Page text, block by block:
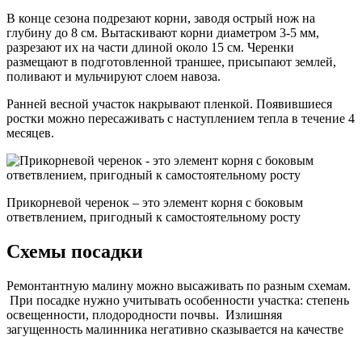
В конце сезона подрезают корни, заводя острый нож на
глубину до 8 см. Вытаскивают корни диаметром 3-5 мм,
разрезают их на части длиной около 15 см. Черенки
размещают в подготовленной траншее, присыпают землей,
поливают и мульчируют слоем навоза.
Ранней весной участок накрывают пленкой. Появившиеся
ростки можно пересаживать с наступлением тепла в течение 4
месяцев.
Прикорневой черенок – это элемент корня с боковым
ответвлением, пригодный к самостоятельному росту
Схемы посадки
Ремонтантную малину можно высаживать по разным схемам.
При посадке нужно учитывать особенности участка: степень
освещенности, плодородности почвы. Излишняя
загущенность малинника негативно сказывается на качестве